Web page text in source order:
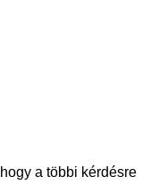
a többi kérdésre